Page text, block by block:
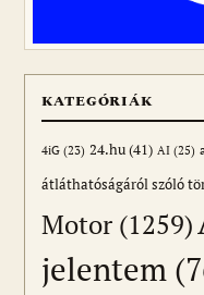
KATEGÓRIÁK
4iG (23) 24.hu(41) AI (25)
átláthatóságáról szóló
Motor (1259)
jelentem